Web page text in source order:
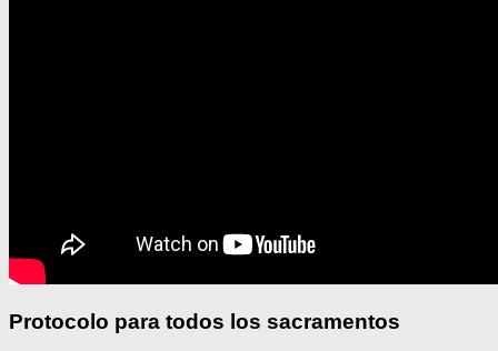
Protocolo para todos los sacramentos